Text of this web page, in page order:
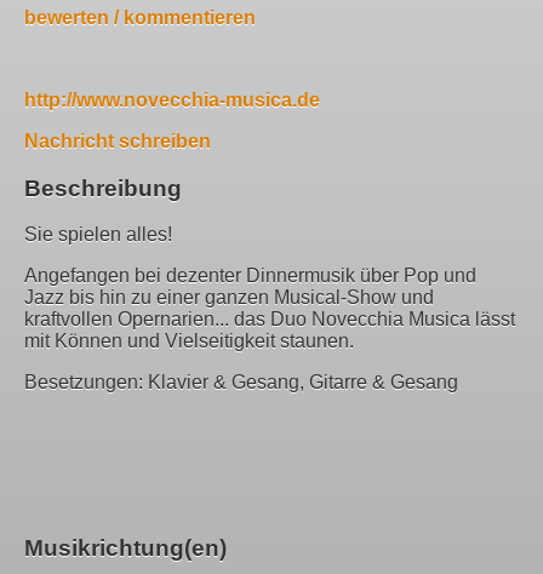
bewerten / kommentieren
http://www.novecchia-musica.de
Nachricht schreiben
Beschreibung
Sie spielen alles!
Angefangen bei dezenter Dinnermusik über Pop und
Jazz bis hin zu einer ganzen Musical-Show und
kraftvollen Opernarien... das Duo Novecchia Musica lässt
mit Können und Vielseitigkeit staunen.
Besetzungen: Klavier & Gesang, Gitarre & Gesang
Musikrichtung(en)